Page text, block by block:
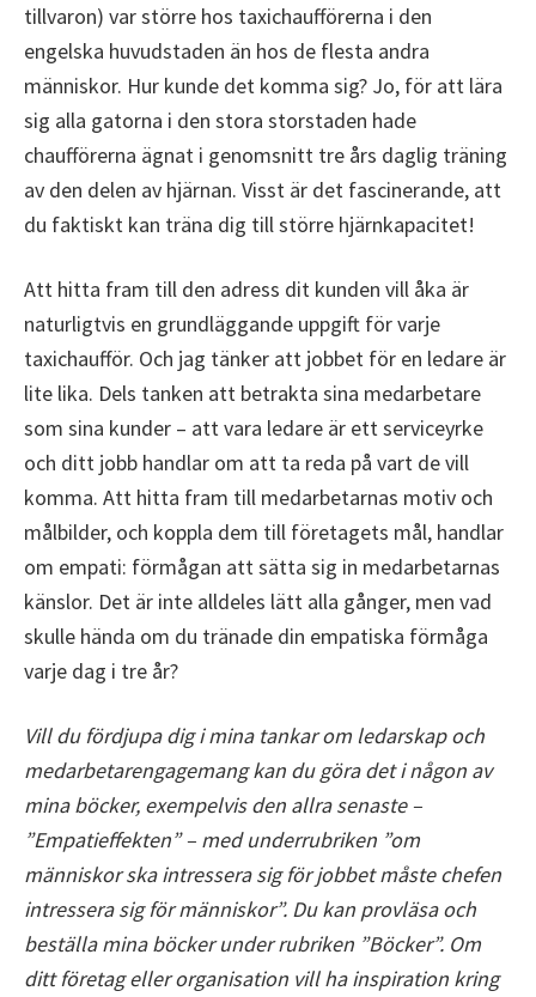
tillvaron) var större hos taxichaufförerna i den
engelska huvudstaden än hos de flesta andra
människor. Hur kunde det komma sig? Jo, för att lära
sig alla gatorna i den stora storstaden hade
chaufförerna ägnat i genomsnitt tre års daglig träning
av den delen av hjärnan. Visst är det fascinerande, att
du faktiskt kan träna dig till större hjärnkapacitet!
Att hitta fram till den adress dit kunden vill åka är
naturligtvis en grundläggande uppgift för varje
taxichaufför. Och jag tänker att jobbet för en ledare är
lite lika. Dels tanken att betrakta sina medarbetare
som sina kunder – att vara ledare är ett serviceyrke
och ditt jobb handlar om att ta reda på vart de vill
komma. Att hitta fram till medarbetarnas motiv och
målbilder, och koppla dem till företagets mål, handlar
om empati: förmågan att sätta sig in medarbetarnas
känslor. Det är inte alldeles lätt alla gånger, men vad
skulle hända om du tränade din empatiska förmåga
varje dag i tre år?
Vill du fördjupa dig i mina tankar om ledarskap och
medarbetarengagemang kan du göra det i någon av
mina böcker, exempelvis den allra senaste –
”Empatieffekten” – med underrubriken ”om
människor ska intressera sig för jobbet måste chefen
intressera sig för människor”. Du kan provläsa och
beställa mina böcker under rubriken ”Böcker”. Om
ditt företag eller organisation vill ha inspiration kring